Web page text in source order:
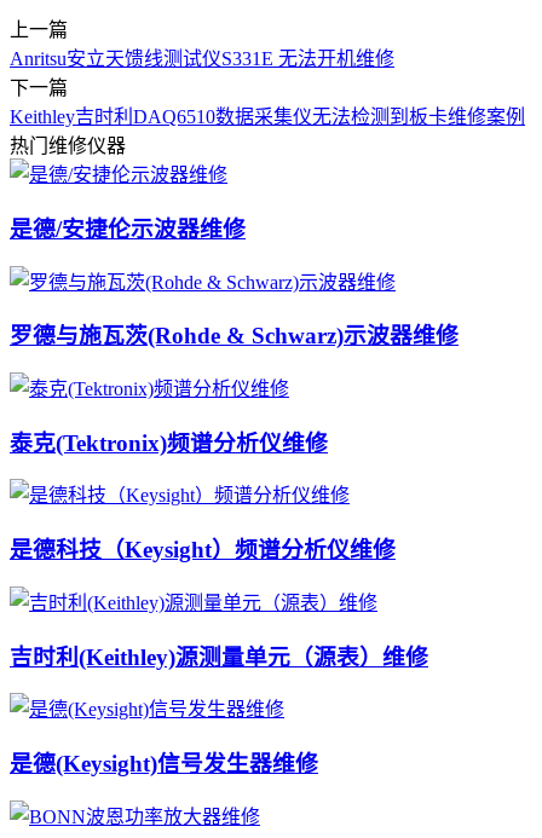
上一篇
Anritsu安立天馈线测试仪S331E 无法开机维修
下一篇
Keithley吉时利DAQ6510数据采集仪无法检测到板卡维修案例
热门维修仪器
是德/安捷伦示波器维修
罗德与施瓦茨(Rohde & Schwarz)示波器维修
泰克(Tektronix)频谱分析仪维修
是德科技（Keysight）频谱分析仪维修
吉时利(Keithley)源测量单元（源表）维修
是德(Keysight)信号发生器维修